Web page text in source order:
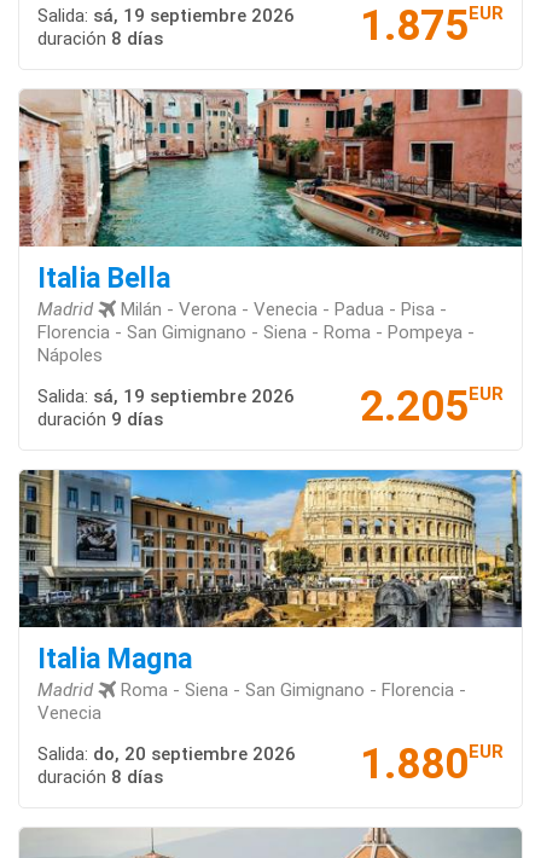
1.875EUR
Salida: sá, 19 septiembre 2026
duración 8 días
Italia Bella
Madrid
Milán - Verona - Venecia - Padua - Pisa -
Florencia - San Gimignano - Siena - Roma - Pompeya -
Nápoles
2.205EUR
Salida: sá, 19 septiembre 2026
duración 9 días
Italia Magna
Madrid
Roma - Siena - San Gimignano - Florencia -
Venecia
1.880EUR
Salida: do, 20 septiembre 2026
duración 8 días